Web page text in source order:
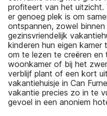
profiteert van het uitzicht.
er genoeg plek is om
ontspannen, zowel binnen
gezinsvriendelijk
kinderen hun eigen kamer
om te lezen te creëren en
woonkamer of bij het
verblijf plant of een kort
vakantiehuisje in Can
vakantie precies zo in te
gevoel in een anoniem